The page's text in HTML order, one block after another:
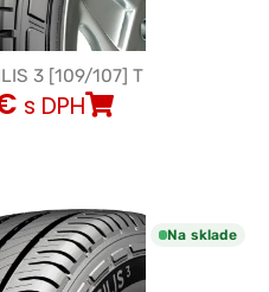
3 [109/107] T
s DPH
Na sklade